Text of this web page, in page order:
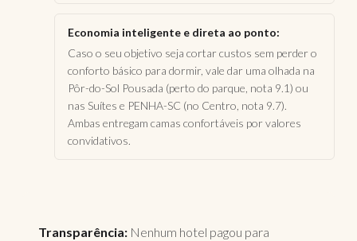
Economia inteligente e direta ao ponto:
Caso o seu objetivo seja cortar custos sem perder o
conforto básico para dormir, vale dar uma olhada na
Pôr-do-Sol Pousada (perto do parque, nota 9.1) ou
nas Suítes e PENHA-SC (no Centro, nota 9.7).
Ambas entregam camas confortáveis por valores
convidativos.
Transparência: Nenhum hotel pagou para